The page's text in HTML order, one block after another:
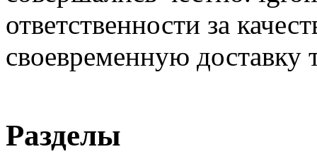
ответственности за
своевременную доставку
Разделы